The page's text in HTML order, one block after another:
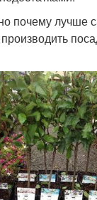
почему лучше